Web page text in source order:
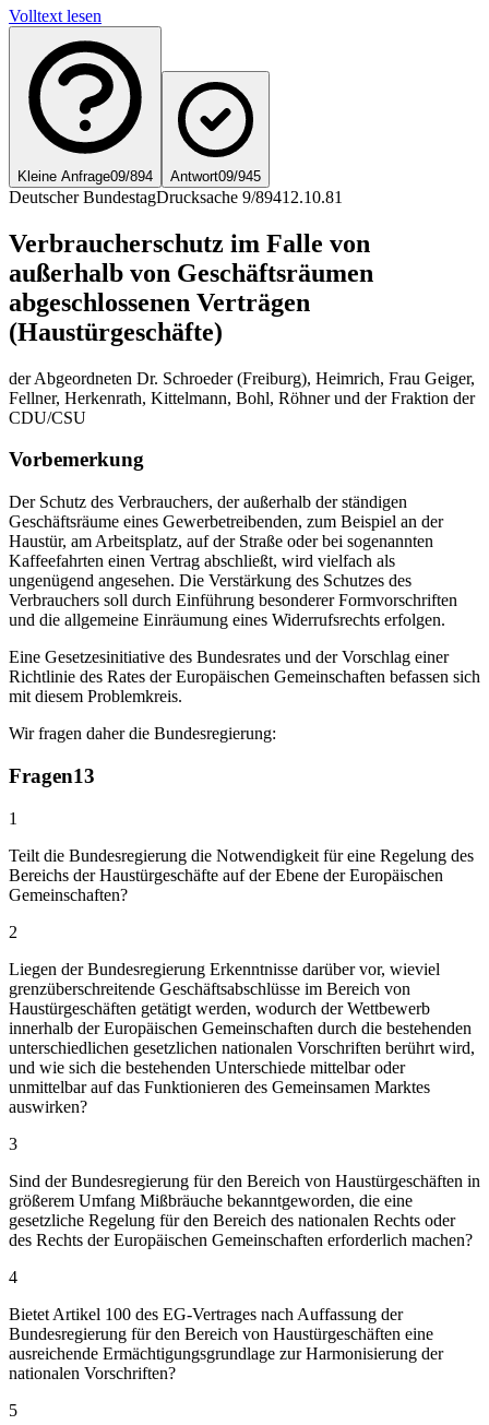
Volltext lesen
Kleine Anfrage09/894 Antwort09/945
Deutscher BundestagDrucksache 9/89412.10.81
Verbraucherschutz im Falle von
außerhalb von Geschäftsräumen
abgeschlossenen Verträgen
(Haustürgeschäfte)
der Abgeordneten Dr. Schroeder (Freiburg), Heimrich, Frau Geiger,
Fellner, Herkenrath, Kittelmann, Bohl, Röhner und der Fraktion der
CDU/CSU
Vorbemerkung
Der Schutz des Verbrauchers, der außerhalb der ständigen
Geschäftsräume eines Gewerbetreibenden, zum Beispiel an der
Haustür, am Arbeitsplatz, auf der Straße oder bei sogenannten
Kaffeefahrten einen Vertrag abschließt, wird vielfach als
ungenügend angesehen. Die Verstärkung des Schutzes des
Verbrauchers soll durch Einführung besonderer Formvorschriften
und die allgemeine Einräumung eines Widerrufsrechts erfolgen.
Eine Gesetzesinitiative des Bundesrates und der Vorschlag einer
Richtlinie des Rates der Europäischen Gemeinschaften befassen sich
mit diesem Problemkreis.
Wir fragen daher die Bundesregierung:
Fragen13
1
Teilt die Bundesregierung die Notwendigkeit für eine Regelung des
Bereichs der Haustürgeschäfte auf der Ebene der Europäischen
Gemeinschaften?
2
Liegen der Bundesregierung Erkenntnisse darüber vor, wieviel
grenzüberschreitende Geschäftsabschlüsse im Bereich von
Haustürgeschäften getätigt werden, wodurch der Wettbewerb
innerhalb der Europäischen Gemeinschaften durch die bestehenden
unterschiedlichen gesetzlichen nationalen Vorschriften berührt wird,
und wie sich die bestehenden Unterschiede mittelbar oder
unmittelbar auf das Funktionieren des Gemeinsamen Marktes
auswirken?
3
Sind der Bundesregierung für den Bereich von Haustürgeschäften in
größerem Umfang Mißbräuche bekanntgeworden, die eine
gesetzliche Regelung für den Bereich des nationalen Rechts oder
des Rechts der Europäischen Gemeinschaften erforderlich machen?
4
Bietet Artikel 100 des EG-Vertrages nach Auffassung der
Bundesregierung für den Bereich von Haustürgeschäften eine
ausreichende Ermächtigungsgrundlage zur Harmonisierung der
nationalen Vorschriften?
5